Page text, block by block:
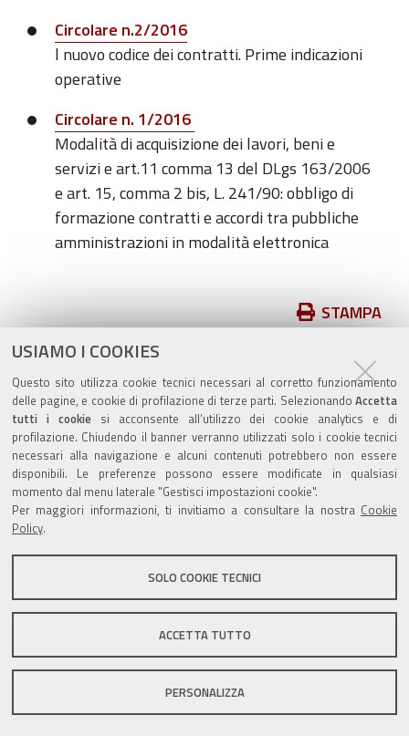
USIAMO I COOKIES
Questo sito utilizza cookie tecnici necessari al corretto funzionamento
delle pagine, e cookie di profilazione di terze parti. Selezionando Accetta
tutti i cookiesi acconsente all’utilizzo dei cookie analytics e di
profilazione. Chiudendo il banner verranno utilizzati solo i cookie tecnici
necessari alla navigazione e alcuni contenuti potrebbero non essere
disponibili. Le preferenze possono essere modificate in qualsiasi
momento dal menu laterale "Gestisci impostazioni cookie".
Per maggiori informazioni, ti invitiamo a consultare la nostra Cookie
Policy.
SOLO COOKIE TECNICI
ACCETTA TUTTO
PERSONALIZZA
Circolare n.2/2016
l nuovo codice dei contratti. Prime indicazioni
operative
Circolare n. 1/2016
Modalità di acquisizione dei lavori, beni e
servizi e art.11 comma 13 del DLgs 163/2006
e art. 15, comma 2 bis, L. 241/90: obbligo di
formazione contratti e accordi tra pubbliche
amministrazioni in modalità elettronica
documento
STAMPA
pubblicato il30/11/2018
ultima modifica30/11/2018
Valuta questo sito
Sito istituzionale Comune di Zola Predosa
DPO|Accessibilità